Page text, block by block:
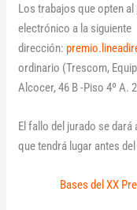
Los trabajos que opten
electrónico a la siguiente
dirección:
ordinario (Trescom,
Alcocer, 46 B -Piso 4º A.
El fallo del jurado se
que tendrá lugar antes
Bases del XX